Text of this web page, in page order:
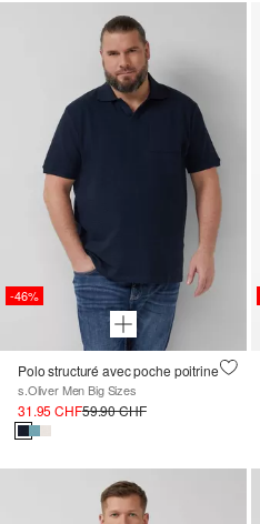
-46%
Polo structuré avec poche poitrine
s.Oliver Men Big Sizes
31.95 CHF59.90 CHF